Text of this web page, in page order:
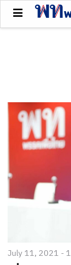
July 11, 2021 -